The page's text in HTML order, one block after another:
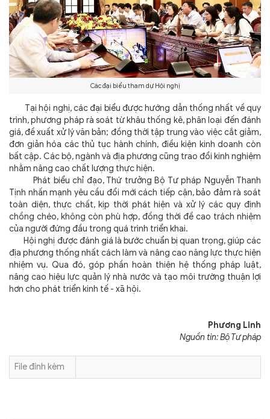
Các đại biểu tham dự Hội nghị
Tại hội nghị, các đại biểu được hướng dẫn thống nhất về quy
trình, phương pháp rà soát từ khâu thống kê, phân loại đến đánh
giá, đề xuất xử lý văn bản; đồng thời tập trung vào việc cắt giảm,
đơn giản hóa các thủ tục hành chính, điều kiện kinh doanh còn
bất cập. Các bộ, ngành và địa phương cũng trao đổi kinh nghiệm
nhằm nâng cao chất lượng thực hiện.
Phát biểu chỉ đạo, Thứ trưởng Bộ Tư pháp Nguyễn Thanh
Tịnh nhấn mạnh yêu cầu đổi mới cách tiếp cận, bảo đảm rà soát
toàn diện, thực chất, kịp thời phát hiện và xử lý các quy định
chồng chéo, không còn phù hợp, đồng thời đề cao trách nhiệm
của người đứng đầu trong quá trình triển khai.
Hội nghị được đánh giá là bước chuẩn bị quan trọng, giúp các
địa phương thống nhất cách làm và nâng cao năng lực thực hiện
nhiệm vụ. Qua đó, góp phần hoàn thiện hệ thống pháp luật,
nâng cao hiệu lực quản lý nhà nước và tạo môi trường thuận lợi
hơn cho phát triển kinh tế - xã hội.
Phương Linh
Nguồn tin: Bộ Tư pháp
File đính kèm